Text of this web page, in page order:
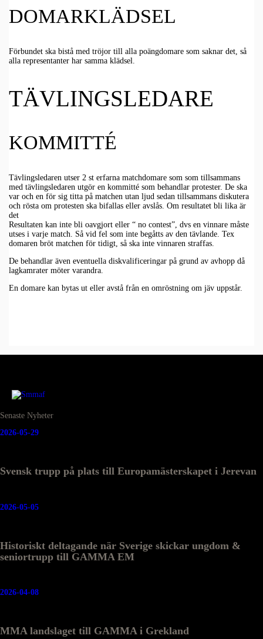
DOMARKLÄDSEL
Förbundet ska bistå med tröjor till alla poängdomare som saknar det, så
alla representanter har samma klädsel.
TÄVLINGSLEDARE
KOMMITTÉ
Tävlingsledaren utser 2 st erfarna matchdomare som som tillsammans
med tävlingsledaren utgör en kommitté som behandlar protester. De ska
var och en för sig titta på matchen utan ljud sedan tillsammans diskutera
och rösta om protesten ska bifallas eller avslås. Om resultatet bli lika är
det
Resultaten kan inte bli oavgjort eller “ no contest”, dvs en vinnare måste
utses i varje match. Så vid fel som inte begåtts av den tävlande. Tex
domaren bröt matchen för tidigt, så ska inte vinnaren straffas.
De behandlar även eventuella diskvalificeringar på grund av avhopp då
lagkamrater möter varandra.
En domare kan bytas ut eller avstå från en omröstning om jäv uppstår.
Senaste Nyheter
Svensk trupp på plats till Europamästerskapet i Jerevan
2026-05-29
Historiskt deltagande när Sverige skickar ungdom &
seniortrupp till GAMMA EM
2026-05-05
MMA landslaget till GAMMA i Grekland
2026-04-08